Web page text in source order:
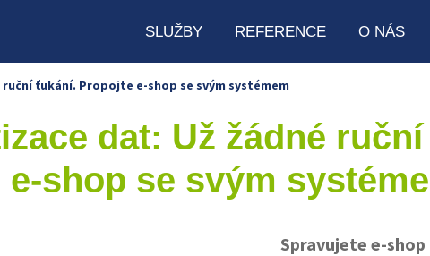
SLUŽBY REFERENCE O NÁS
ruční ťukání. Propojte e-shop se svým systémem
dat: Už žádné
shop se svým
Spravujete e-